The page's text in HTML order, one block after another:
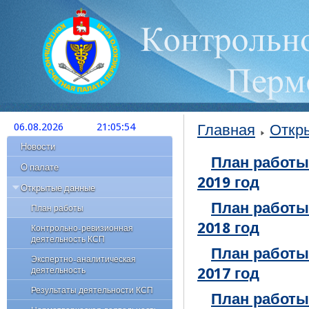
06.08.2026 21:05:54
Новости
О палате
Открытые данные
План работы
Контрольно-ревизионная
деятельность КСП
Экспертно-аналитическая
деятельность
Результаты деятельности КСП
Главная
План
2019 год
План
2018 год
План
2017 год
План